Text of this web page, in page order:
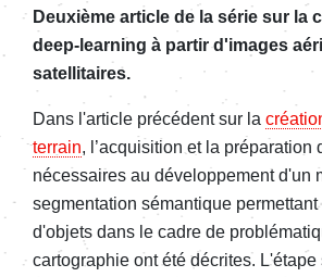
Deuxième article de la série sur la
deep-learning à partir d'images
satellitaires.
Dans l'article précédent sur la
terrain, l’acquisition et la préparation
nécessaires au développement d'un
segmentation sémantique permettant
d'objets dans le cadre de
cartographie ont été décrites. L'étape